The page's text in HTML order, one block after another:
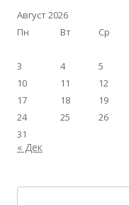
Август 2026
Пн
Вт Ср
3
4 5
10
11 12
17
18 19
24
25 26
31
« Дек